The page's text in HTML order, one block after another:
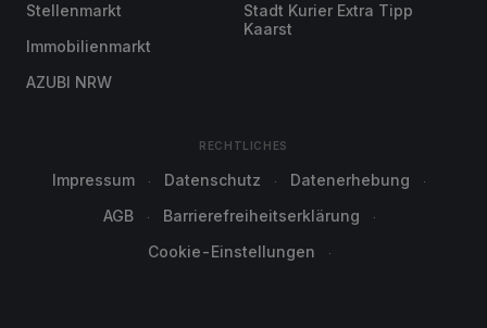
Stellenmarkt
Immobilienmarkt
AZUBI NRW
Stadt Kurier Extra Tipp
Kaarst
RECHTLICHES
Impressum Datenschutz
Datenerhebung
AGB
Barrierefreiheitserklärung
Cookie-Einstellungen